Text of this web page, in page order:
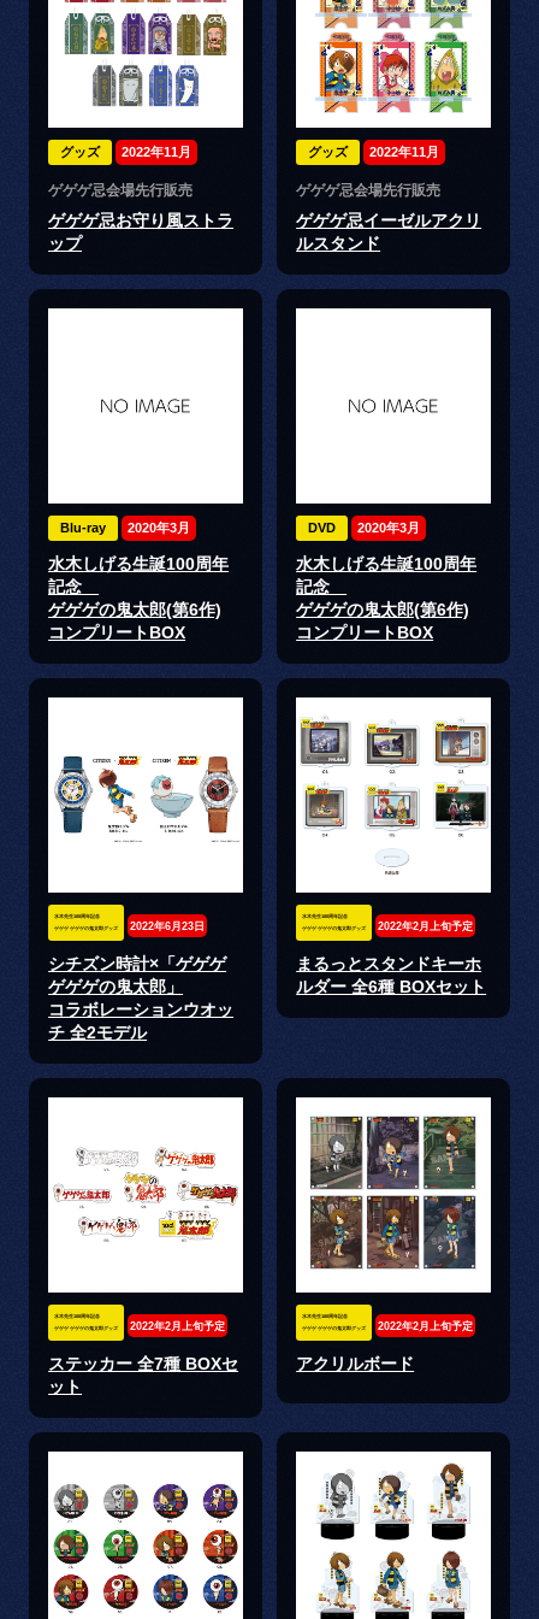
グッズ 2022年11月
ゲゲゲ忌会場先行販売
ゲゲゲ忌お守り風ストラ
ップ
グッズ 2022年11月
ゲゲゲ忌会場先行販売
ゲゲゲ忌イーゼルアクリ
ルスタンド
Blu-ray 2020年3月
水木しげる生誕100周年
記念
ゲゲゲの鬼太郎(第6作)
コンプリートBOX
DVD 2020年3月
水木しげる生誕100周年
記念
ゲゲゲの鬼太郎(第6作)
コンプリートBOX
水木先生100周年記念
ゲゲゲ ゲゲゲの鬼太郎グッズ 2022年6月23日
シチズン時計×「ゲゲゲ
ゲゲゲの鬼太郎」
コラボレーションウオッ
チ 全2モデル
水木先生100周年記念
ゲゲゲ ゲゲゲの鬼太郎グッズ 2022年2月上旬予定
まるっとスタンドキーホ
ルダー 全6種 BOXセット
水木先生100周年記念
ゲゲゲ ゲゲゲの鬼太郎グッズ 2022年2月上旬予定
ステッカー 全7種 BOXセ
ット
水木先生100周年記念
ゲゲゲ ゲゲゲの鬼太郎グッズ 2022年2月上旬予定
アクリルボード